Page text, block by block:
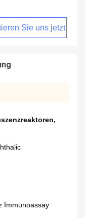
Sie uns jetzt
,
Immunoassay